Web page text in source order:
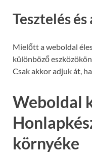
Tesztelés
Mielőtt a weboldal
különböző
Csak akkor adjuk át,
Weboldal
környéke